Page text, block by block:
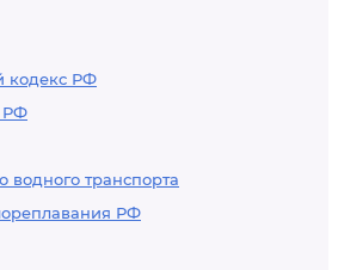
кодекс РФ
РФ
водного транспорта
РФ